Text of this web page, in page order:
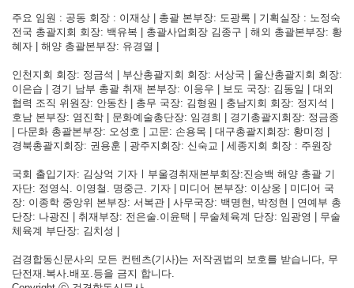
주요 임원 : 공동 회장 : 이재상 | 총괄 본부장: 도광록 | 기획실장 : 노정숙
전국 총괄지회 회장: 백유복 | 총괄사업회장 김종구 | 해외 총괄본부장: 황
혜자 | 해양 총괄본부장: 유경열 |
인천지회 회장: 정금석 | 부산총괄지회 회장: 서상국 | 울산총괄지회 회장:
이은습 | 경기 남부 총괄 취재 본부장: 이응우 | 보도 국장: 김동일 | 대외
협력 조직 위원장: 안동찬 | 총무 국장: 김형원 | 충남지회 회장: 정지석 |
호남 본부장: 염진학 | 문화예술총단장: 임경희 | 경기총괄지회장: 정금종
| 다문화 총괄본부장: 오성호 | 고문: 손용목 | 대구총괄지회장: 황미정 |
경북총괄지회장: 권용훈 | 광주지회장: 신숙교 | 세종지회 회장 : 주원장
국회 출입기자: 김상억 기자ㅣ부울경취재본부회장:진승백 해양 총괄 기
자단: 정영식. 이영철. 명중근. 기자 | 미디어 본부장: 이상웅 | 미디어 국
장: 이종학 중앙위 본부장: 서복관 | 사무국장: 백명현, 박정현 | 연예부 총
단장: 나광진 | 취재부장: 전은술.이윤택 | 무술체육계 단장: 임광영 | 무술
체육계 부단장: 김치성 |
검경합동신문사의 모든 컨텐츠(기사)는 저작권법의 보호를 받습니다, 무
단전재.복사.배포.등을 금지 합니다.